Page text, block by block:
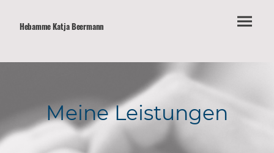
Hebamme Katja Beermann
Meine Leistungen